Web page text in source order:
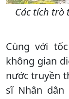
Các tích trò
Cùng với
không gian
nước truyền
sĩ Nhân dân